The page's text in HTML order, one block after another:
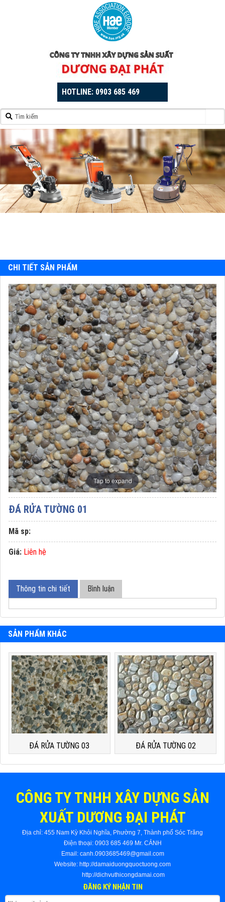
HOTLINE: 0903 685 469
CHI TIẾT SẢN PHẨM
Tap to expand
ĐÁ RỬA TƯỜNG 01
Mã sp:
Giá: Liên hệ
Thông tin chi tiết Bình luận
SẢN PHẨM KHÁC
ĐÁ RỬA TƯỜNG 03 ĐÁ RỬA TƯỜNG 02
CÔNG TY TNHH XÂY DỰNG SẢN
XUẤT DƯƠNG ĐẠI PHÁT
Địa chỉ: 455 Nam Kỳ Khỏi Nghĩa, Phường 7, Thành phố Sóc Trăng
Điện thoại: 0903 685 469 Mr. CẢNH
Email: canh.0903685469@gmail.com
Website: http://damaiduongquoctuong.com
http://dichvuthicongdamai.com
ĐĂNG KÝ NHẬN TIN